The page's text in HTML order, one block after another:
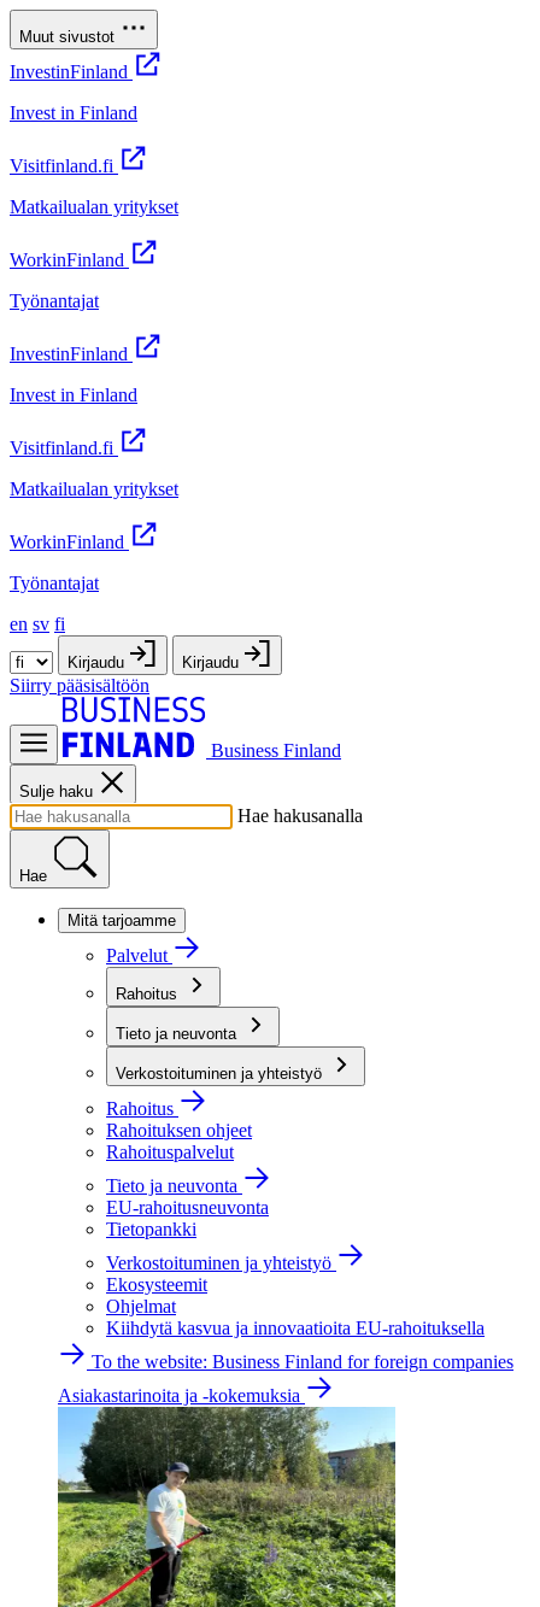
Muut sivustot
InvestinFinland
Invest in Finland
Visitfinland.fi
Matkailualan yritykset
WorkinFinland
Työnantajat
InvestinFinland
Invest in Finland
Visitfinland.fi
Matkailualan yritykset
WorkinFinland
Työnantajat
en sv fi
Kirjaudu Kirjaudu
Siirry pääsisältöön
Business Finland
Sulje haku
Hae hakusanalla
Hae
Mitä tarjoamme
Palvelut
Rahoitus
Tieto ja neuvonta
Verkostoituminen ja yhteistyö
Rahoitus
Rahoituksen ohjeet
Rahoituspalvelut
Tieto ja neuvonta
EU-rahoitusneuvonta
Tietopankki
Verkostoituminen ja yhteistyö
Ekosysteemit
Ohjelmat
Kiihdytä kasvua ja innovaatioita EU-rahoituksella
To the website: Business Finland for foreign companies
Asiakastarinoita ja -kokemuksia